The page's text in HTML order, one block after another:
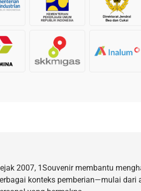
2007, 1Souvenir membantu
konteks pemberian—mulai dari